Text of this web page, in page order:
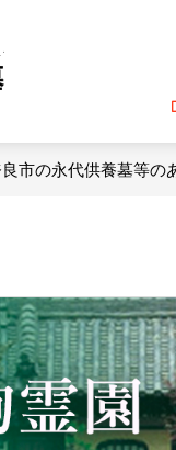
市の永代供養墓等の